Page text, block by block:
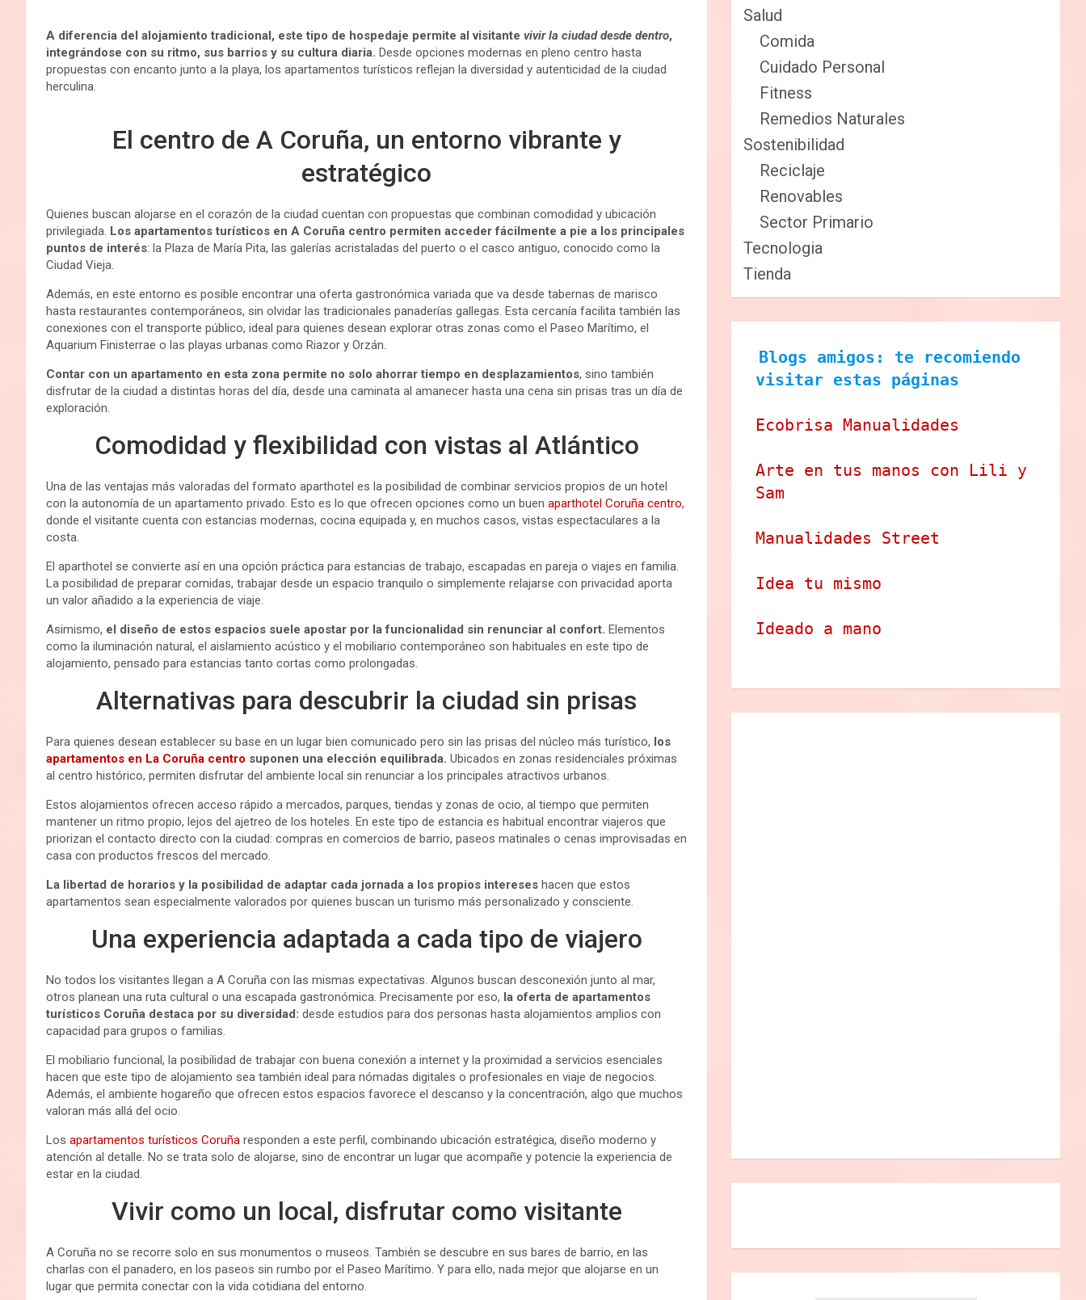
A diferencia del alojamiento tradicional, este tipo de hospedaje permite al visitante vivir la ciudad desde dentro,
integrándose con su ritmo, sus barrios y su cultura diaria. Desde opciones modernas en pleno centro hasta
propuestas con encanto junto a la playa, los apartamentos turísticos reflejan la diversidad y autenticidad de la ciudad
herculina.
El centro de A Coruña, un entorno vibrante y
estratégico
Quienes buscan alojarse en el corazón de la ciudad cuentan con propuestas que combinan comodidad y ubicación
privilegiada. Los apartamentos turísticos en A Coruña centro permiten acceder fácilmente a pie a los principales
puntos de interés: la Plaza de María Pita, las galerías acristaladas del puerto o el casco antiguo, conocido como la
Ciudad Vieja.
Además, en este entorno es posible encontrar una oferta gastronómica variada que va desde tabernas de marisco
hasta restaurantes contemporáneos, sin olvidar las tradicionales panaderías gallegas. Esta cercanía facilita también las
conexiones con el transporte público, ideal para quienes desean explorar otras zonas como el Paseo Marítimo, el
Aquarium Finisterrae o las playas urbanas como Riazor y Orzán.
Contar con un apartamento en esta zona permite no solo ahorrar tiempo en desplazamientos, sino también
disfrutar de la ciudad a distintas horas del día, desde una caminata al amanecer hasta una cena sin prisas tras un día de
exploración.
Comodidad y flexibilidad con vistas al Atlántico
Una de las ventajas más valoradas del formato aparthotel es la posibilidad de combinar servicios propios de un hotel
con la autonomía de un apartamento privado. Esto es lo que ofrecen opciones como un buen aparthotel Coruña centro,
donde el visitante cuenta con estancias modernas, cocina equipada y, en muchos casos, vistas espectaculares a la
costa.
El aparthotel se convierte así en una opción práctica para estancias de trabajo, escapadas en pareja o viajes en familia.
La posibilidad de preparar comidas, trabajar desde un espacio tranquilo o simplemente relajarse con privacidad aporta
un valor añadido a la experiencia de viaje.
Asimismo, el diseño de estos espacios suele apostar por la funcionalidad sin renunciar al confort. Elementos
como la iluminación natural, el aislamiento acústico y el mobiliario contemporáneo son habituales en este tipo de
alojamiento, pensado para estancias tanto cortas como prolongadas.
Alternativas para descubrir la ciudad sin prisas
Para quienes desean establecer su base en un lugar bien comunicado pero sin las prisas del núcleo más turístico, los
apartamentos en La Coruña centro suponen una elección equilibrada. Ubicados en zonas residenciales próximas
al centro histórico, permiten disfrutar del ambiente local sin renunciar a los principales atractivos urbanos.
Estos alojamientos ofrecen acceso rápido a mercados, parques, tiendas y zonas de ocio, al tiempo que permiten
mantener un ritmo propio, lejos del ajetreo de los hoteles. En este tipo de estancia es habitual encontrar viajeros que
priorizan el contacto directo con la ciudad: compras en comercios de barrio, paseos matinales o cenas improvisadas en
casa con productos frescos del mercado.
La libertad de horarios y la posibilidad de adaptar cada jornada a los propios intereses hacen que estos
apartamentos sean especialmente valorados por quienes buscan un turismo más personalizado y consciente.
Una experiencia adaptada a cada tipo de viajero
No todos los visitantes llegan a A Coruña con las mismas expectativas. Algunos buscan desconexión junto al mar,
otros planean una ruta cultural o una escapada gastronómica. Precisamente por eso, la oferta de apartamentos
turísticos Coruña destaca por su diversidad: desde estudios para dos personas hasta alojamientos amplios con
capacidad para grupos o familias.
El mobiliario funcional, la posibilidad de trabajar con buena conexión a internet y la proximidad a servicios esenciales
hacen que este tipo de alojamiento sea también ideal para nómadas digitales o profesionales en viaje de negocios.
Además, el ambiente hogareño que ofrecen estos espacios favorece el descanso y la concentración, algo que muchos
valoran más allá del ocio.
Los apartamentos turísticos Coruña responden a este perfil, combinando ubicación estratégica, diseño moderno y
atención al detalle. No se trata solo de alojarse, sino de encontrar un lugar que acompañe y potencie la experiencia de
estar en la ciudad.
Vivir como un local, disfrutar como visitante
A Coruña no se recorre solo en sus monumentos o museos. También se descubre en sus bares de barrio, en las
charlas con el panadero, en los paseos sin rumbo por el Paseo Marítimo. Y para ello, nada mejor que alojarse en un
lugar que permita conectar con la vida cotidiana del entorno.
Salud
Comida
Cuidado Personal
Fitness
Remedios Naturales
Sostenibilidad
Reciclaje
Renovables
Sector Primario
Tecnologia
Tienda
Blogs amigos: te recomiendo
visitar estas páginas
Ecobrisa Manualidades
Arte en tus manos con Lili y
Sam
Manualidades Street
Idea tu mismo
Ideado a mano